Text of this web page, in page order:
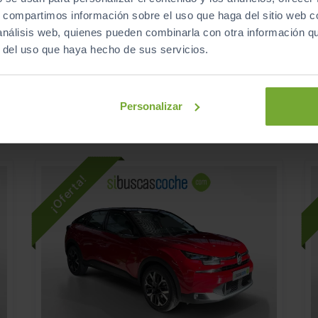
información sobre el uso que haga del sitio web
web, quienes pueden combinarla con otra información
uso que haya hecho de sus servicios.
Personalizar
€
€
CITROEN C4
HYBRID 145 Ë DCS6 COLLECTION
560
25.990 €
25.500 €